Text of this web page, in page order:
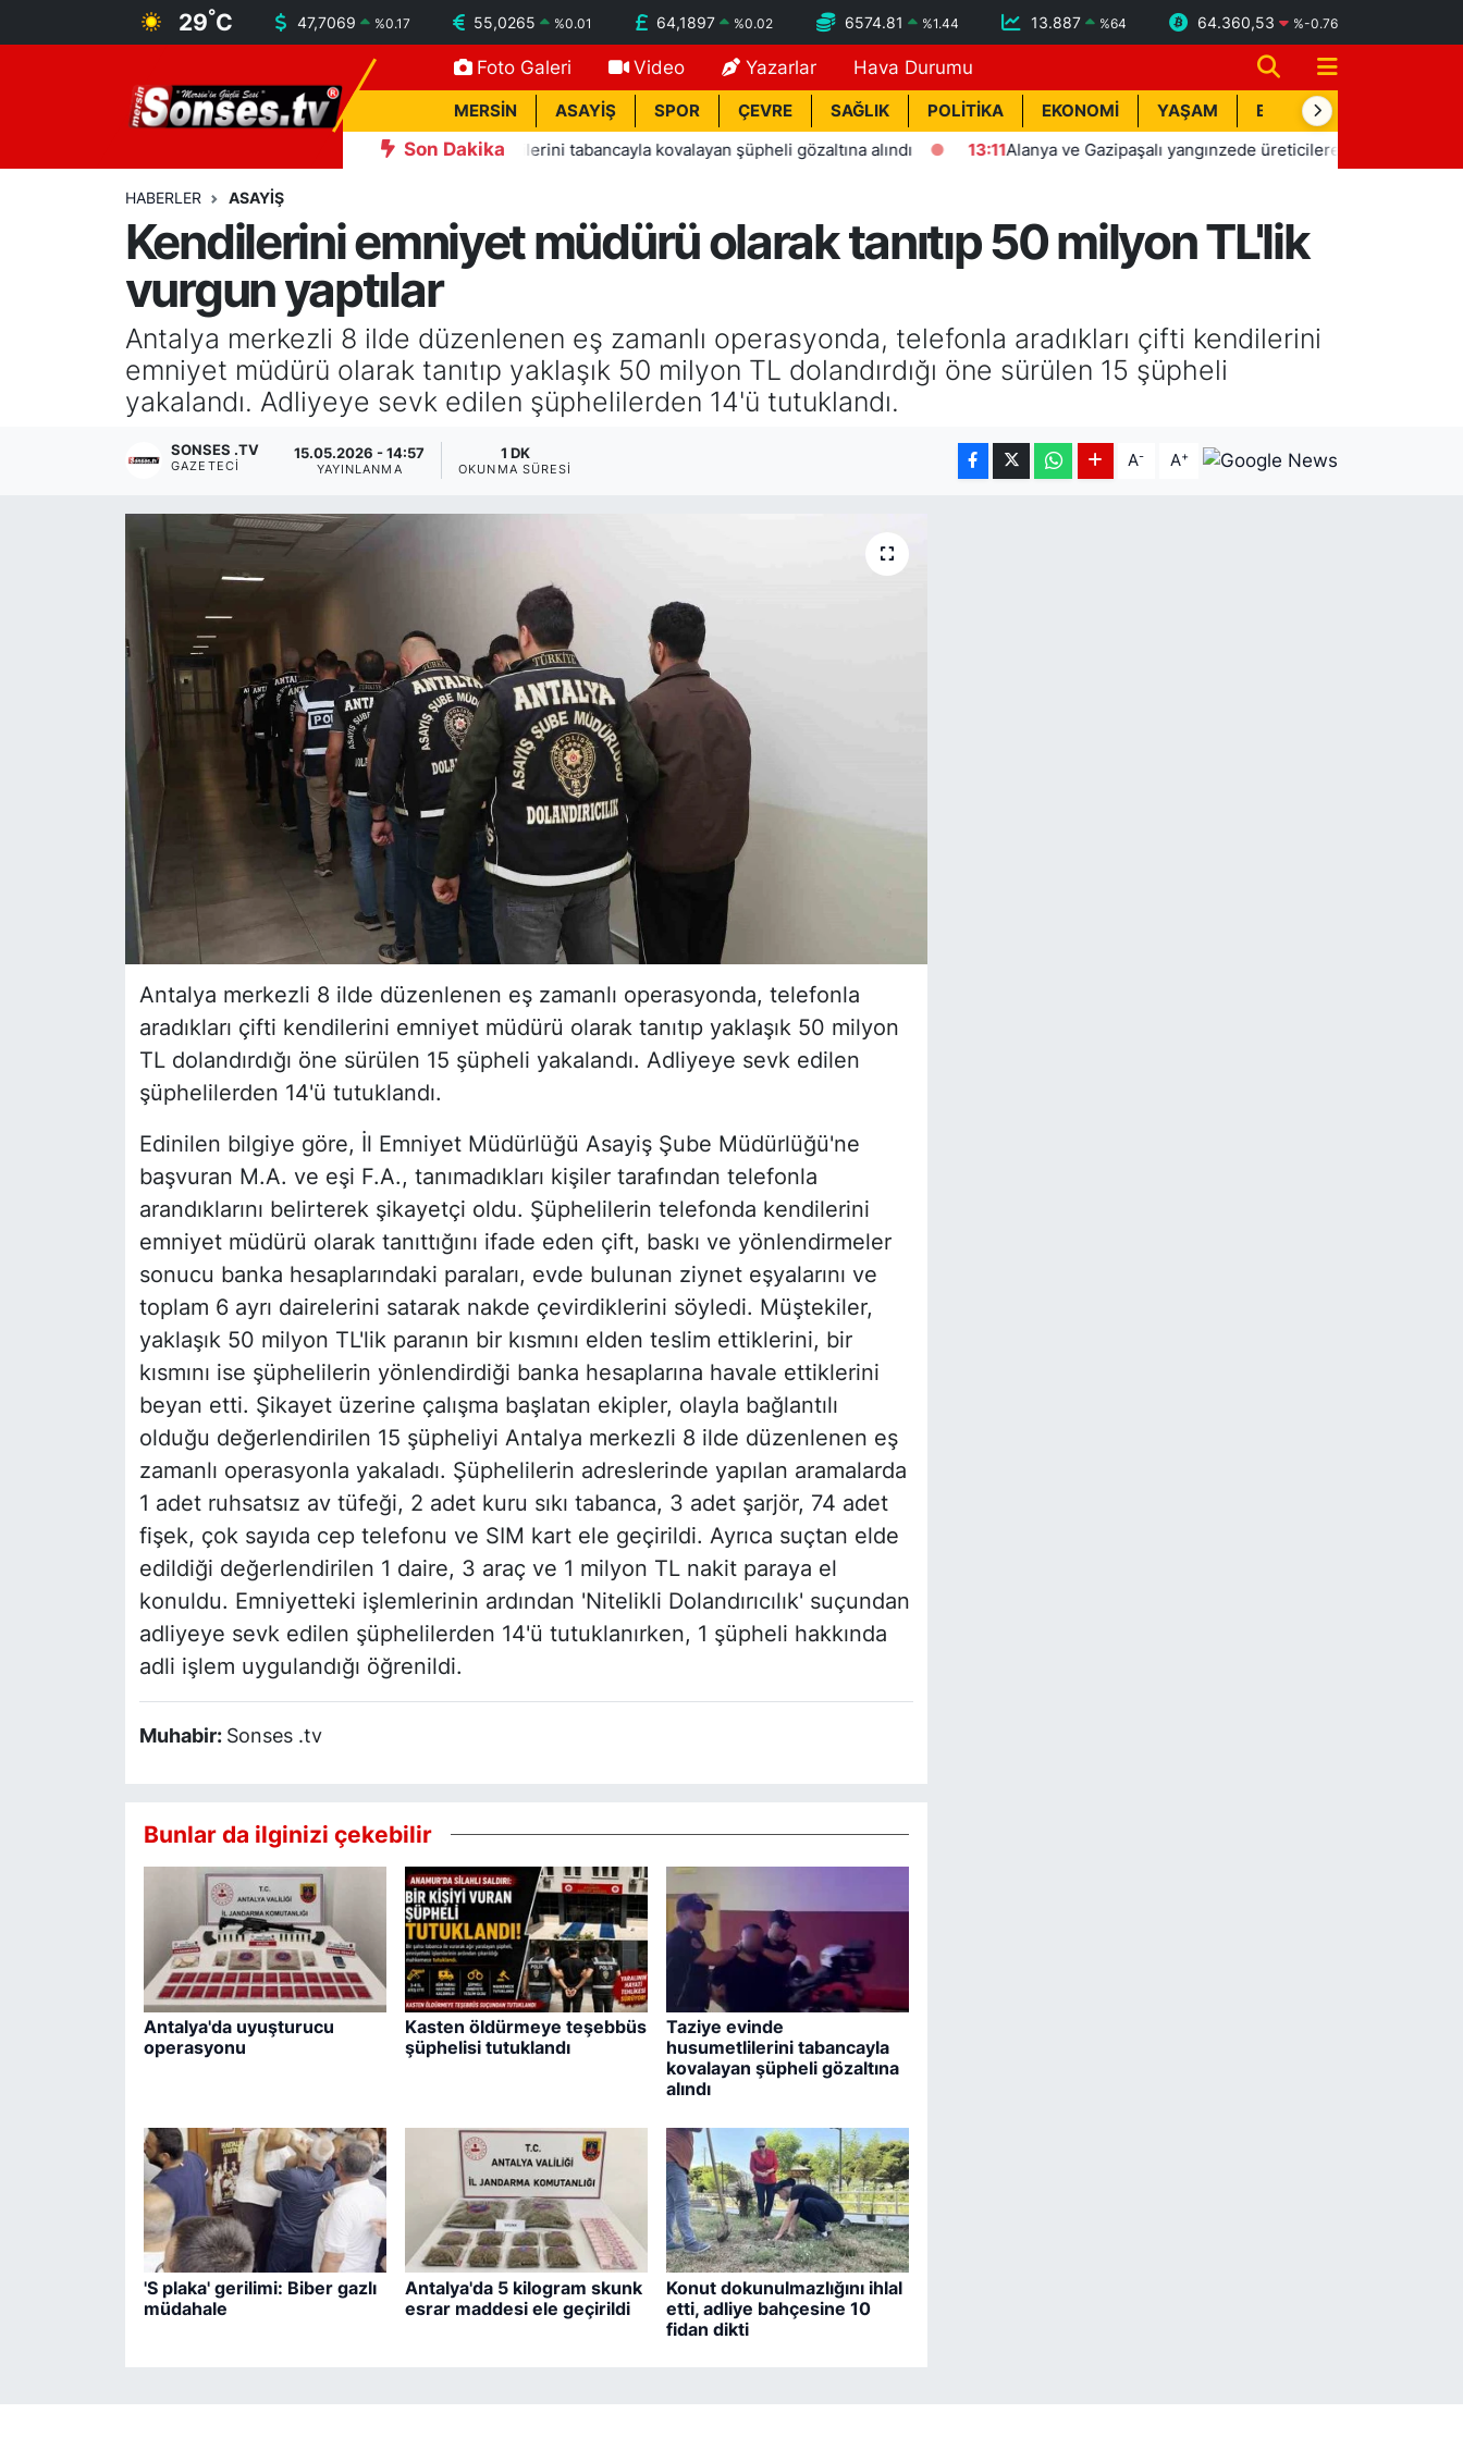
29°C 47,7069 %0.17 55,0265 %0.01 64,1897 %0.02 6574.81 %1.44 13.887 %64 64.360,53 %-0.76
Foto Galeri Video Yazarlar Hava Durumu
MERSİN ASAYİŞ SPOR ÇEVRE SAĞLIK POLİTİKA EKONOMİ YAŞAM BİK İLAN
Son Dakika
Taziye evinde husumetlilerini tabancayla kovalayan şüpheli gözaltına alındı 13:11 Alanya ve Gazipaşalı yangınzede üreticilere sera naylonu desteği
HABERLER ASAYİŞ
Kendilerini emniyet müdürü olarak tanıtıp 50 milyon TL'lik
vurgun yaptılar
Antalya merkezli 8 ilde düzenlenen eş zamanlı operasyonda, telefonla aradıkları çifti kendilerini
emniyet müdürü olarak tanıtıp yaklaşık 50 milyon TL dolandırdığı öne sürülen 15 şüpheli
yakalandı. Adliyeye sevk edilen şüphelilerden 14'ü tutuklandı.
SONSES .TV
GAZETECI
15.05.2026 - 14:57
YAYINLANMA
1 DK
OKUNMA SÜRESI A- A+
Antalya merkezli 8 ilde düzenlenen eş zamanlı operasyonda, telefonla
aradıkları çifti kendilerini emniyet müdürü olarak tanıtıp yaklaşık 50 milyon
TL dolandırdığı öne sürülen 15 şüpheli yakalandı. Adliyeye sevk edilen
şüphelilerden 14'ü tutuklandı.
Edinilen bilgiye göre, İl Emniyet Müdürlüğü Asayiş Şube Müdürlüğü'ne
başvuran M.A. ve eşi F.A., tanımadıkları kişiler tarafından telefonla
arandıklarını belirterek şikayetçi oldu. Şüphelilerin telefonda kendilerini
emniyet müdürü olarak tanıttığını ifade eden çift, baskı ve yönlendirmeler
sonucu banka hesaplarındaki paraları, evde bulunan ziynet eşyalarını ve
toplam 6 ayrı dairelerini satarak nakde çevirdiklerini söyledi. Müştekiler,
yaklaşık 50 milyon TL'lik paranın bir kısmını elden teslim ettiklerini, bir
kısmını ise şüphelilerin yönlendirdiği banka hesaplarına havale ettiklerini
beyan etti. Şikayet üzerine çalışma başlatan ekipler, olayla bağlantılı
olduğu değerlendirilen 15 şüpheliyi Antalya merkezli 8 ilde düzenlenen eş
zamanlı operasyonla yakaladı. Şüphelilerin adreslerinde yapılan aramalarda
1 adet ruhsatsız av tüfeği, 2 adet kuru sıkı tabanca, 3 adet şarjör, 74 adet
fişek, çok sayıda cep telefonu ve SIM kart ele geçirildi. Ayrıca suçtan elde
edildiği değerlendirilen 1 daire, 3 araç ve 1 milyon TL nakit paraya el
konuldu. Emniyetteki işlemlerinin ardından 'Nitelikli Dolandırıcılık' suçundan
adliyeye sevk edilen şüphelilerden 14'ü tutuklanırken, 1 şüpheli hakkında
adli işlem uygulandığı öğrenildi.
Muhabir: Sonses .tv
Bunlar da ilginizi çekebilir
Antalya'da uyuşturucu
operasyonu
Kasten öldürmeye teşebbüs
şüphelisi tutuklandı
Taziye evinde
husumetlilerini tabancayla
kovalayan şüpheli gözaltına
alındı
'S plaka' gerilimi: Biber gazlı
müdahale
Antalya'da 5 kilogram skunk
esrar maddesi ele geçirildi
Konut dokunulmazlığını ihlal
etti, adliye bahçesine 10
fidan dikti
MERSİN
GÜNÜN MANŞETİ
KÜLTÜR - SANAT
MAGAZİN
YEREL HABER
Haberde insan
Mersin Nöbetçi Eczaneler
Mersin Namaz Vakitleri
Mersin Trafik Yoğunluk Haritası
Süper Lig Puan Durumu ve Fikstür
Tüm Manşetler
Son Dakika Haberleri
Haber Arşivi